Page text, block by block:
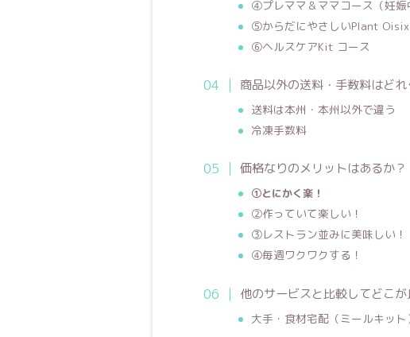
④プレママ＆ママコース（妊娠
⑤からだにやさしいPlant Oisix
⑥ヘルスケアKit コース
商品以外の送料・手数料はど
送料は本州・本州以外で違う
冷凍手数料
価格なりのメリットはあるか？
①とにかく楽！
②作っていて楽しい！
③レストラン並みに美味しい！
④毎週ワクワクする！
他のサービスと比較してどこ
大手・食材宅配（ミールキッ